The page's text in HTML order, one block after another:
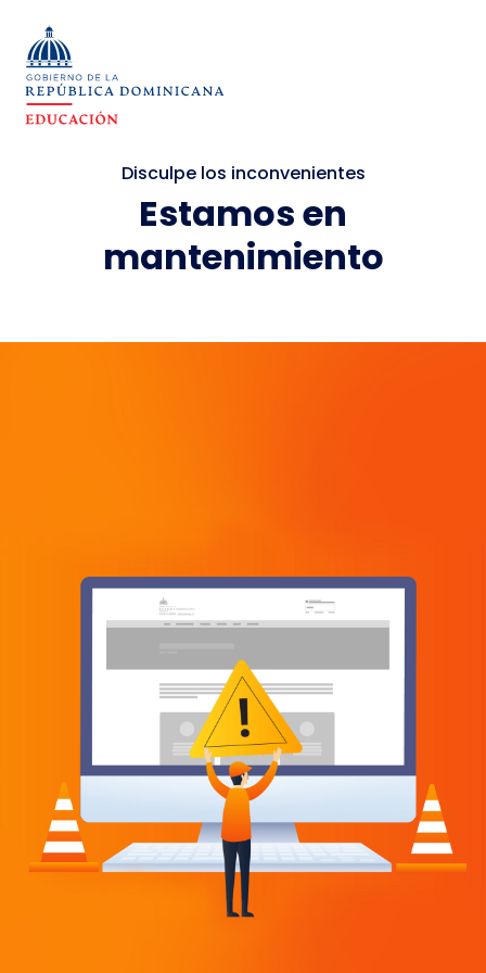
Disculpe los inconvenientes
Estamos en
mantenimiento